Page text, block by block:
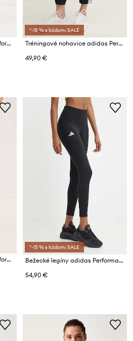
Tréningové legíny adidas Performance Essential
*-15 % s kódom: SALE
Tréningové nohavice adidas Performance 3 Stripes
49,90 €
Tréningové legíny adidas Performance Techfit
*-15 % s kódom: SALE
Bežecké legíny adidas Performance Adizero Essentials
54,90 €